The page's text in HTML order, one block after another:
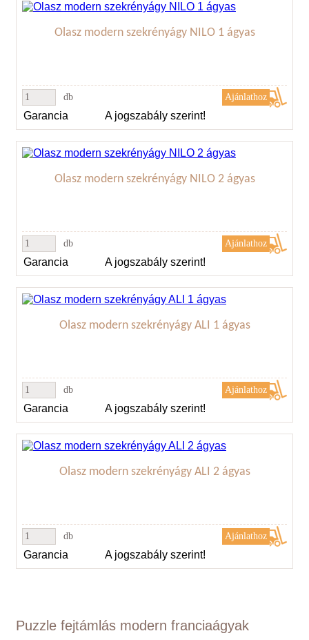
Olasz modern szekrényágy NILO 1 ágyas
db
Garancia A jogszabály szerint!
Olasz modern szekrényágy NILO 2 ágyas
db
Garancia A jogszabály szerint!
Olasz modern szekrényágy ALI 1 ágyas
db
Garancia A jogszabály szerint!
Olasz modern szekrényágy ALI 2 ágyas
db
Garancia A jogszabály szerint!
Puzzle fejtámlás modern franciaágyak